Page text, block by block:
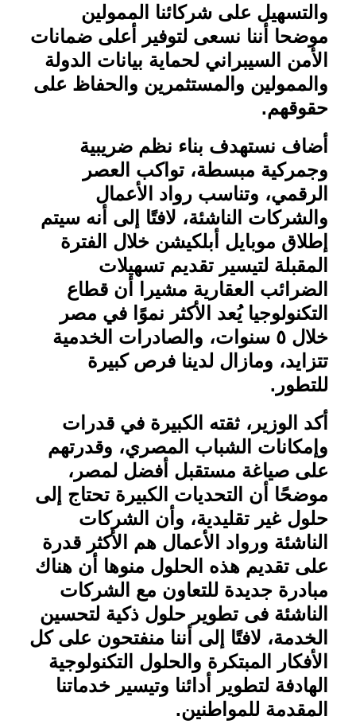
والتسهيل على شركائنا الممولين
موضحا أننا نسعى لتوفير أعلى ضمانات
الأمن السيبراني لحماية بيانات الدولة
والممولين والمستثمرين والحفاظ على
حقوقهم.
أضاف نستهدف بناء نظم ضريبية
وجمركية مبسطة، تواكب العصر
الرقمي، وتناسب رواد الأعمال
والشركات الناشئة، لافتًا إلى أنه سيتم
إطلاق موبايل أبلكيشن خلال الفترة
المقبلة لتيسير تقديم تسهيلات
الضرائب العقارية مشيرا أن قطاع
التكنولوجيا يُعد الأكثر نموًا في مصر
خلال ٥ سنوات، والصادرات الخدمية
تتزايد، ومازال لدينا فرص كبيرة
للتطور .
أكد الوزير، ثقته الكبيرة في قدرات
وإمكانات الشباب المصري، وقدرتهم
على صياغة مستقبل أفضل لمصر،
موضحًا أن التحديات الكبيرة تحتاج إلى
حلول غير تقليدية، وأن الشركات
الناشئة ورواد الأعمال هم الأكثر قدرة
على تقديم هذه الحلول منوها أن هناك
مبادرة جديدة للتعاون مع الشركات
الناشئة فى تطوير حلول ذكية لتحسين
الخدمة، لافتًا إلى أننا منفتحون على كل
الأفكار المبتكرة والحلول التكنولوجية
الهادفة لتطوير أدائنا وتيسير خدماتنا
المقدمة للمواطنين.